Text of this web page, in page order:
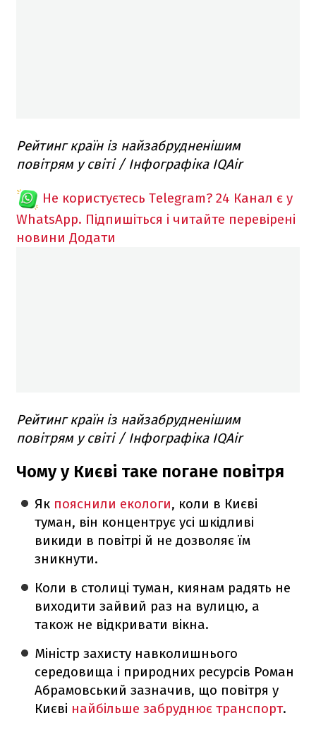
Рейтинг країн із найзабрудненішим
повітрям у світі / Інфографіка IQAir
Не користуєтесь Telegram? 24 Канал є у
WhatsApp. Підпишіться і читайте перевірені
новини Додати
Рейтинг країн із найзабрудненішим
повітрям у світі / Інфографіка IQAir
Чому у Києві таке погане повітря
Як пояснили екологи, коли в Києві
туман, він концентрує усі шкідливі
викиди в повітрі й не дозволяє їм
зникнути.
Коли в столиці туман, киянам радять не
виходити зайвий раз на вулицю, а
також не відкривати вікна.
Міністр захисту навколишнього
середовища і природних ресурсів Роман
Абрамовський зазначив, що повітря у
Києві найбільше забруднює транспорт.